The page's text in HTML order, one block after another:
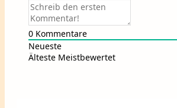
0 Kommentare
Neueste
Älteste Meistbewertet